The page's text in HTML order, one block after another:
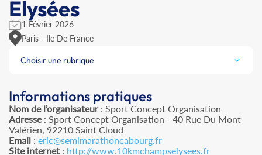
Elysées
1 Février 2026
Paris - Ile De France
Choisir une rubrique
Informations pratiques
Nom de l’organisateur: Sport Concept Organisation
Adresse: Sport Concept Organisation - 40 Rue Du Mont
Valérien, 92210 Saint Cloud
Email : eric@semimarathoncabourg.fr
Site internet : http://www.10kmchampselysees.fr